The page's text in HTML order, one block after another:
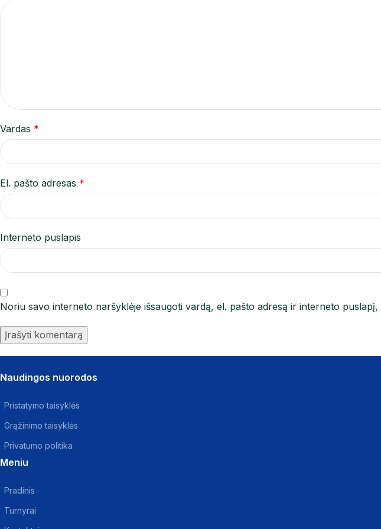
Vardas *
El. pašto adresas *
Interneto puslapis
Noriu savo interneto naršyklėje išsaugoti vardą, el. pašto adresą ir interneto
Naudingos nuorodos
Pristatymo taisyklės
Grąžinimo taisyklės
Privatumo politika
Meniu
Pradinis
Turnyrai